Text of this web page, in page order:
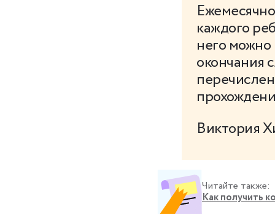
каждого
него
окончания
Виктория
Читайте также:
Как получить